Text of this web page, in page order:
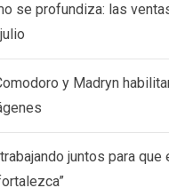
se profundiza: las
y Madryn
juntos para que